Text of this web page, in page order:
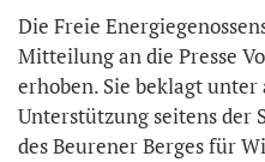
Die Freie
Mitteilung an die Presse
erhoben. Sie beklagt
Unterstützung seitens der
des Beurener Berges für